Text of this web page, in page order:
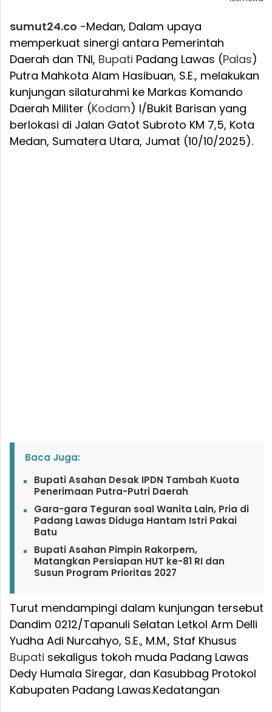
sumut24.co -Medan, Dalam upaya
memperkuat sinergi antara Pemerintah
Daerah dan TNI, Bupati Padang Lawas (Palas)
Putra Mahkota Alam Hasibuan, S.E., melakukan
kunjungan silaturahmi ke Markas Komando
Daerah Militer (Kodam) I/Bukit Barisan yang
berlokasi di Jalan Gatot Subroto KM 7,5, Kota
Medan, Sumatera Utara, Jumat (10/10/2025).
Baca Juga:
Bupati Asahan Desak IPDN Tambah Kuota
Penerimaan Putra-Putri Daerah
Gara-gara Teguran soal Wanita Lain, Pria di
Padang Lawas Diduga Hantam Istri Pakai
Batu
Bupati Asahan Pimpin Rakorpem,
Matangkan Persiapan HUT ke-81 RI dan
Susun Program Prioritas 2027
Turut mendampingi dalam kunjungan tersebut
Dandim 0212/Tapanuli Selatan Letkol Arm Delli
Yudha Adi Nurcahyo, S.E., M.M., Staf Khusus
Bupati sekaligus tokoh muda Padang Lawas
Dedy Humala Siregar, dan Kasubbag Protokol
Kabupaten Padang Lawas.Kedatangan